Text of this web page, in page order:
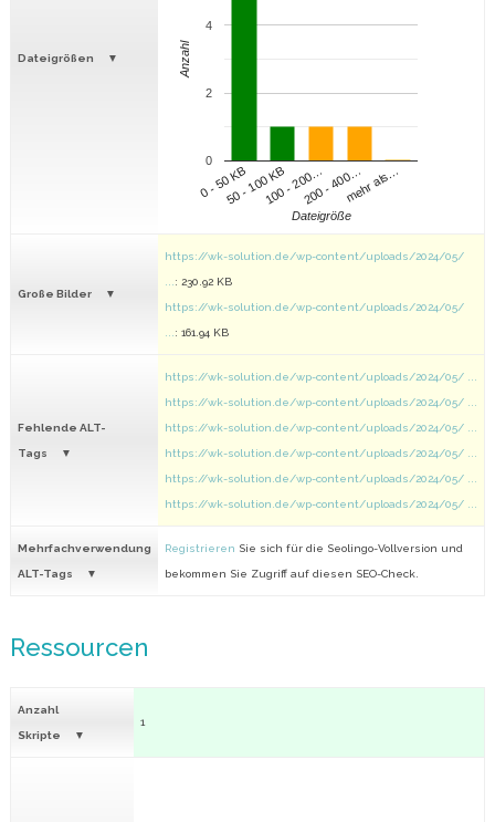
Dateigrößen
0 - 50 KB50 - 100 KB100 - 200…200 - 400…mehr als…
0
2
4
Dateigröße
Anzahl
Große Bilder
https://wk-solution.de/wp-content/uploads/2024/05/
: 230.92 KB
https://wk-solution.de/wp-content/uploads/2024/05/
: 161.94 KB
Fehlende ALT-
Tags
https://wk-solution.de/wp-content/uploads/2024/05/ ...
https://wk-solution.de/wp-content/uploads/2024/05/ ...
https://wk-solution.de/wp-content/uploads/2024/05/ ...
https://wk-solution.de/wp-content/uploads/2024/05/ ...
https://wk-solution.de/wp-content/uploads/2024/05/ ...
https://wk-solution.de/wp-content/uploads/2024/05/ ...
Mehrfachverwendung
ALT-Tags
Registrieren Sie sich für die Seolingo-Vollversion und
bekommen Sie Zugriff auf diesen SEO-Check.
Ressourcen
Anzahl
Skripte
1